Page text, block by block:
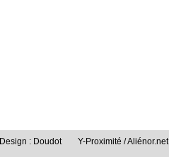
Design : Doudot Y-Proximité / Aliénor.net